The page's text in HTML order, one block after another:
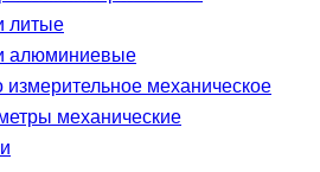
литые
алюминиевые
измерительное механическое
механические